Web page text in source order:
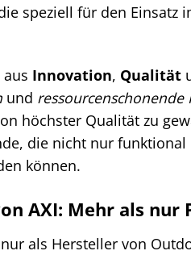
speziell für den Einsatz
Innovation, Qualität
und ressourcenschonende
höchster Qualität zu
die nicht nur
können.
AXI: Mehr als nur
als Hersteller von